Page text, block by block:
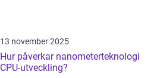
13 november 2025
Hur påverkar nanometerteknologi
CPU-utveckling?